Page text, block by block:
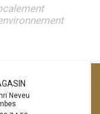
Neveu